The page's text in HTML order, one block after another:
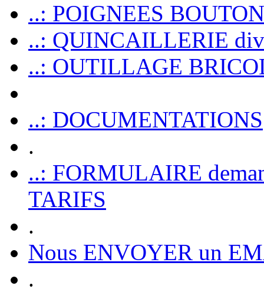
..: POIGNEES
..: QUINCAILLERIE
..: OUTILLAGE
..: DOCUMENTATIONS
.
..: FORMULAIRE
TARIFS
.
Nous ENVOYER un
.